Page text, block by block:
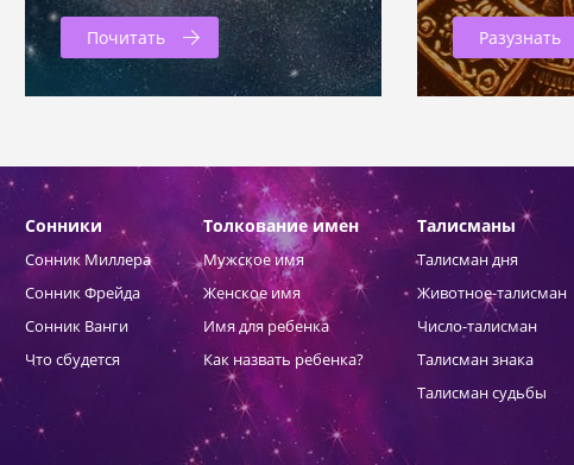
Почитать Разузнать
Сонники
Сонник Миллера
Сонник Фрейда
Сонник Ванги
Что сбудется
Толкование имен
Мужское имя
Женское имя
Имя для ребенка
Как назвать ребенка?
Талисманы
Талисман дня
Животное-талисман
Число-талисман
Талисман знака
Талисман судьбы